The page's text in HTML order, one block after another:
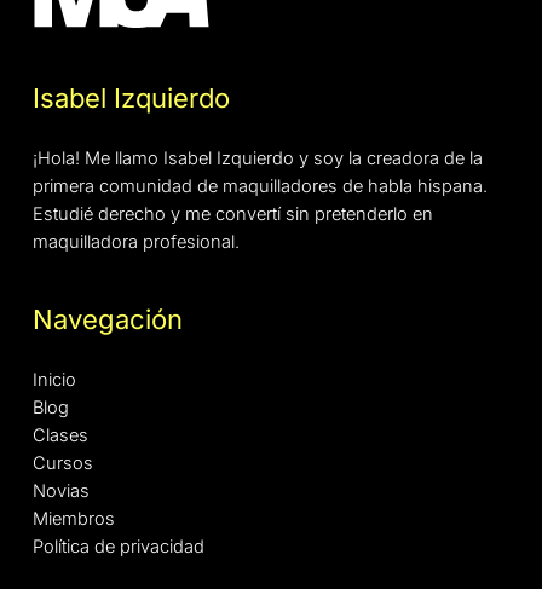
Isabel Izquierdo
¡Hola! Me llamo Isabel Izquierdo y soy la creadora de la
primera comunidad de maquilladores de habla hispana.
Estudié derecho y me convertí sin pretenderlo en
maquilladora profesional.
Navegación
Inicio
Blog
Clases
Cursos
Novias
Miembros
Política de privacidad